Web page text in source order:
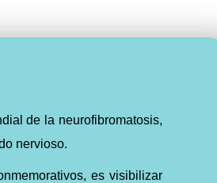
de la neurofibromatosis,
nervioso.
es visibilizar